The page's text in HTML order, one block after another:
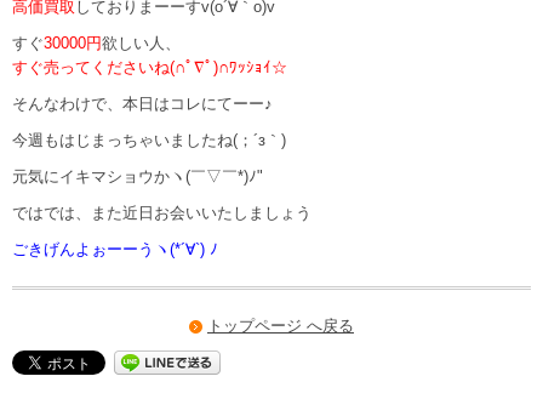
高価買取 しておりまーーすv(o´∀｀o)v
すぐ30000円欲しい人、
すぐ売ってくださいね(∩ﾟ∇ﾟ)∩ﾜｯｼｮｲ☆
そんなわけで、本日はコレにてーー♪
今週もはじまっちゃいましたね(；´з｀)
元気にイキマショウかヽ(￣▽￣*)ﾉ"
ではでは、また近日お会いいたしましょう
ごきげんよぉーーうヽ(*´∀`) ﾉ
トップページ へ戻る